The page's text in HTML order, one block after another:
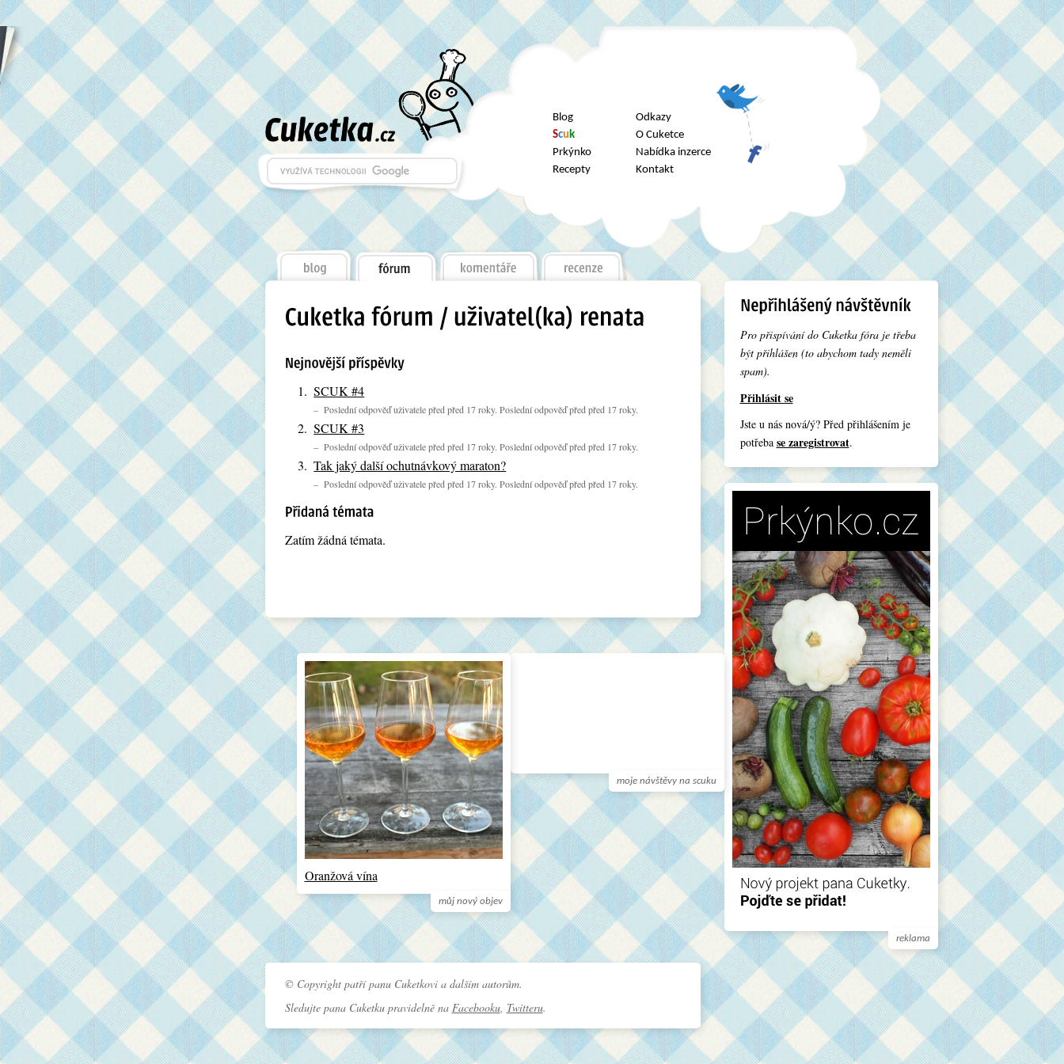
Blog
Scuk
Prkýnko
Recepty
Odkazy
O Cuketce
Nabídka inzerce
Kontakt
SCUK #4
– Poslední odpověď uživatele před před 17 roky. Poslední odpověď před před 17 roky.
SCUK #3
– Poslední odpověď uživatele před před 17 roky. Poslední odpověď před před 17 roky.
Tak jaký další ochutnávkový maraton?
– Poslední odpověď uživatele před před 17 roky. Poslední odpověď před před 17 roky.
Zatím žádná témata.
Pro přispívání do Cuketka fóra je třeba
být přihlášen (to abychom tady neměli
spam).
Přihlásit se
Jste u nás nová/ý? Před přihlášením je
potřeba se zaregistrovat.
reklama
moje návštěvy na scuku
můj nový objev
Oranžová vína
© Copyright patří panu Cuketkovi a dalším autorům.
Sledujte pana Cuketku pravidelně na Facebooku, Twitteru.